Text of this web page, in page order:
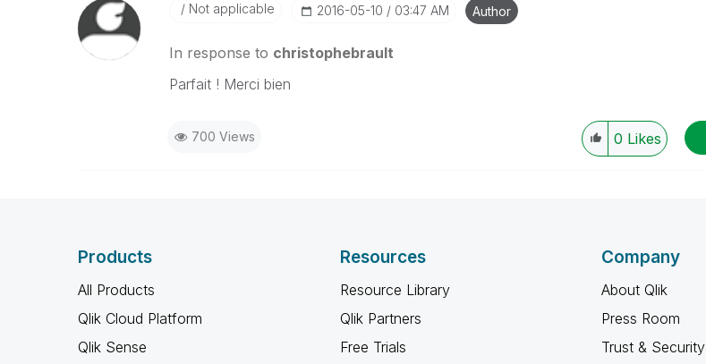
Not applicable ‎2016-05-10 03:47 AM Author
In response to christophebrault
Parfait ! Merci bien
700 Views 0 Likes
Products
All Products
Qlik Cloud Platform
Qlik Sense
Resources
Resource Library
Qlik Partners
Free Trials
Company
About Qlik
Press Room
Trust & Security